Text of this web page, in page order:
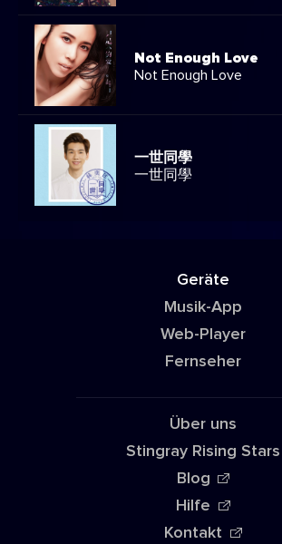
Not Enough Love
Not Enough Love
一世同學
一世同學
Geräte
Musik-App
Web-Player
Fernseher
Über uns
Stingray Rising Stars
Blog
Hilfe
Kontakt